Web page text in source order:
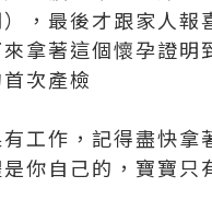
，最後才跟家人報
拿著這個懷孕證
次產檢
工作，記得盡快拿
你自己的，寶寶只